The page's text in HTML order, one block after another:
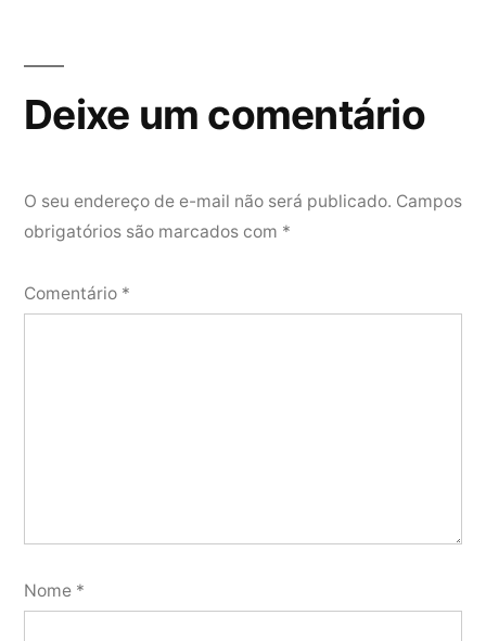
Deixe um comentário
O seu endereço de e-mail não será publicado. Campos
obrigatórios são marcados com *
Comentário *
Nome *